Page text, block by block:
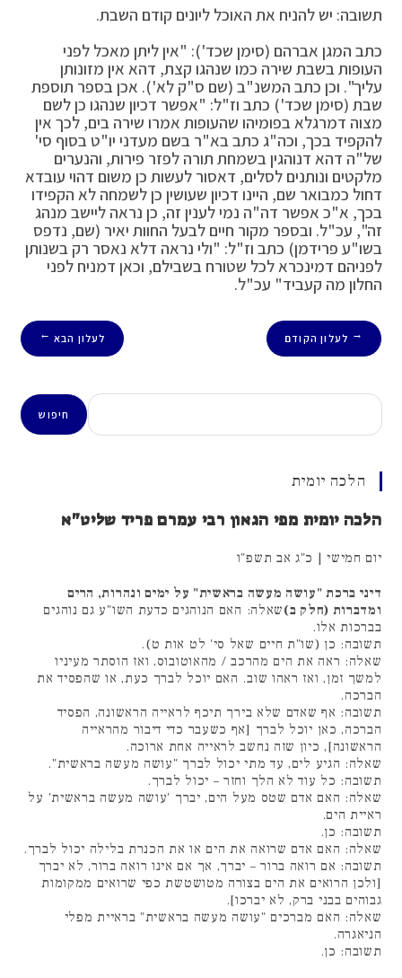
תשובה: יש להניח את האוכל ליונים קודם השבת.
כתב המגן אברהם (סימן שכד'): "אין ליתן מאכל לפני
העופות בשבת שירה כמו שנהגו קצת, דהא אין מזונותן
עליך". וכן כתב המשנ"ב (שם ס"ק לא'). אכן בספר תוספת
שבת (סימן שכד') כתב וז"ל: "אפשר דכיון שנהגו כן לשם
מצוה דמרגלא בפומיהו שהעופות אמרו שירה בים, לכך אין
להקפיד בכך, וכה"ג כתב בא"ר בשם מעדני יו"ט בסוף סי'
של"ה דהא דנוהגין בשמחת תורה לפזר פירות, והנערים
מלקטים ונותנים לסלים, דאסור לעשות כן משום דהוי עובדא
דחול כמבואר שם, היינו דכיון שעושין כן לשמחה לא הקפידו
בכך, א"כ אפשר דה"ה נמי לענין זה, כן נראה ליישב מנהג
זה", עכ"ל. ובספר מקור חיים לבעל החוות יאיר (שם, נדפס
בשו"ע פרידמן) כתב וז"ל: "ולי נראה דלא נאסר רק בשנותן
לפניהם דמינכרא לכל שטורח בשבילם, וכאן דמניח לפני
החלון מה קעביד" עכ"ל.
← לעלון הקודם לעלון הבא →
חיפוש
חיפוש
הלכה יומית
הלכה יומית מפי הגאון רבי עמרם פריד שליט"א
יום חמישי | כ"ג אב תשפ"ו
דיני ברכת "עושה מעשה בראשית" על ימים ונהרות, הרים
ומדברות (חלק ב)שאלה: האם הנוהגים כדעת השו"ע גם נוהגים
בברכות אלו.
תשובה: כן (שו"ת חיים שאל סי' לט אות ט).
שאלה: ראה את הים מהרכב / מהאוטובוס, ואז הוסתר מעיניו
למשך זמן, ואז ראהו שוב. האם יוכל לברך כעת, או שהפסיד את
הברכה.
תשובה: אף שאדם שלא בירך תיכף לראייה הראשונה, הפסיד
הברכה, כאן יוכל לברך [אף כשעבר כדי דיבור מהראייה
הראשונה], כיון שזה נחשב לראייה אחת ארוכה.
שאלה: הגיע לים, עד מתי יכול לברך "עושה מעשה בראשית".
תשובה: כל עוד לא הלך וחזר – יכול לברך.
שאלה: האם אדם שטס מעל הים, יברך 'עושה מעשה בראשית' על
ראיית הים.
תשובה: כן.
שאלה: האם אדם שרואה את הים או את הכנרת בלילה יכול לברך.
תשובה: אם רואה ברור – יברך, אך אם אינו רואה ברור, לא יברך
[ולכן הרואים את הים בצורה מטושטשת כפי שרואים ממקומות
גבוהים בבני ברק, לא יברכו].
שאלה: האם מברכים "עושה מעשה בראשית" בראיית מפלי
הניאגרה.
תשובה: כן.